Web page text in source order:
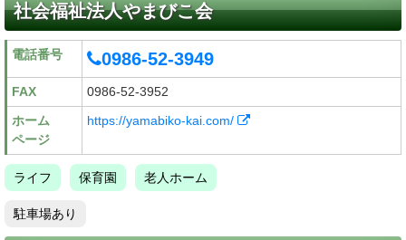
社会福祉法人やまびこ会
電話番号 0986-52-3949
FAX
0986-52-3952
ホーム
ページ
https://yamabiko-kai.com/
ライフ 保育園 老人ホーム
駐車場あり